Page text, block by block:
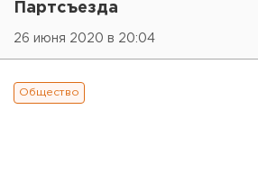
Партсъезда
26 июня 2020 в 20:04
Общество